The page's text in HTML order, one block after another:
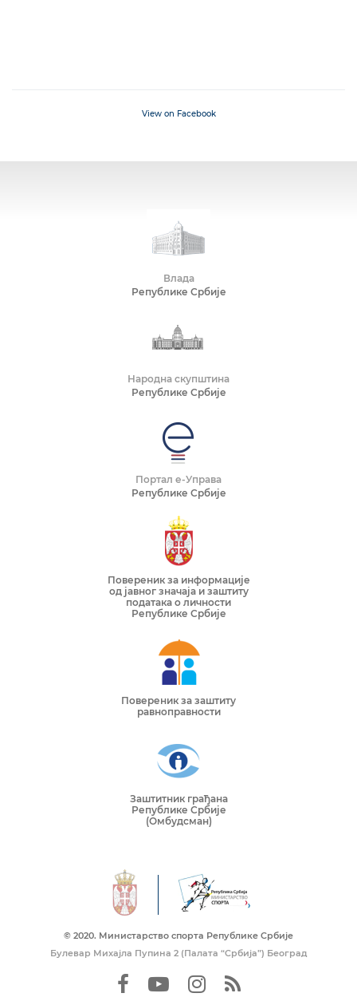
View on Facebook
Влада
Републике Србије
Народна скупштина
Републике Србије
Портал е-Управа
Републике Србије
Повереник за информације
од јавног значаја и заштиту
података о личности
Републике Србије
Повереник за заштиту
равноправности
Заштитник грађана
Републике Србије
(Омбудсман)
© 2020. Mинистарство спорта Републике Србије
Булевар Михајла Пупина 2 (Палата “Србија”) Београд